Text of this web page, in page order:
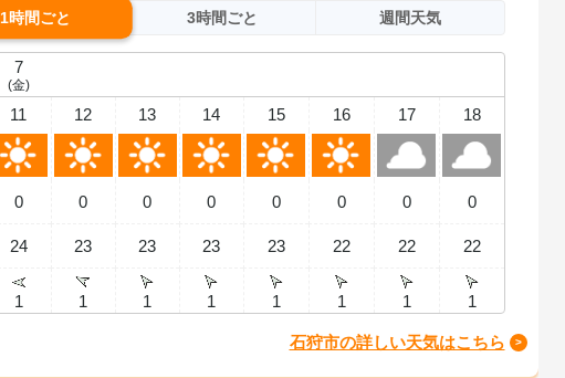
1時間ごと 3時間ごと 週間天気
7
(金)
11
0
24
1
12
0
23
1
13
0
23
1
14
0
23
1
15
0
23
1
16
0
22
1
17
0
22
1
18
0
22
1
石狩市の詳しい天気はこちら